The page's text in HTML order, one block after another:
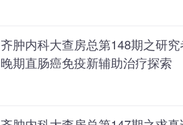
齐肿内科大查房总第148期之研
晚期直肠癌免疫新辅助治疗探索